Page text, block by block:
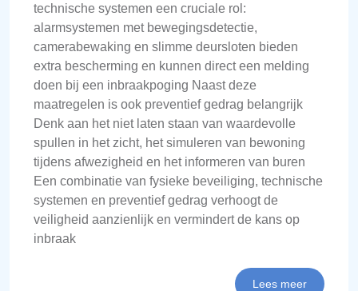
technische systemen een cruciale rol:
alarmsystemen met bewegingsdetectie,
camerabewaking en slimme deursloten bieden
extra bescherming en kunnen direct een melding
doen bij een inbraakpoging Naast deze
maatregelen is ook preventief gedrag belangrijk
Denk aan het niet laten staan van waardevolle
spullen in het zicht, het simuleren van bewoning
tijdens afwezigheid en het informeren van buren
Een combinatie van fysieke beveiliging, technische
systemen en preventief gedrag verhoogt de
veiligheid aanzienlijk en vermindert de kans op
inbraak
Lees meer